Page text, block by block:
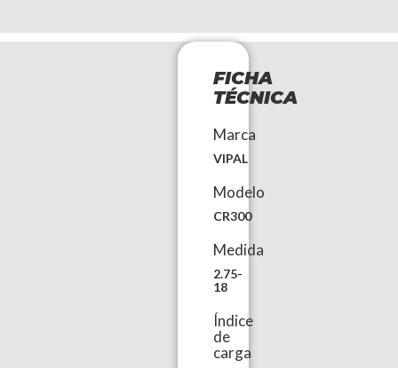
FICHA
TÉCNICA
Marca
VIPAL
Modelo
CR300
Medida
2.75-
18
Índice
de
carga